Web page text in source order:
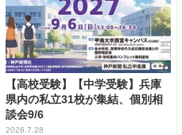
【高校受験】【中学受験】兵庫
県内の私立31校が集結、個別相
談会9/6
2026.7.28